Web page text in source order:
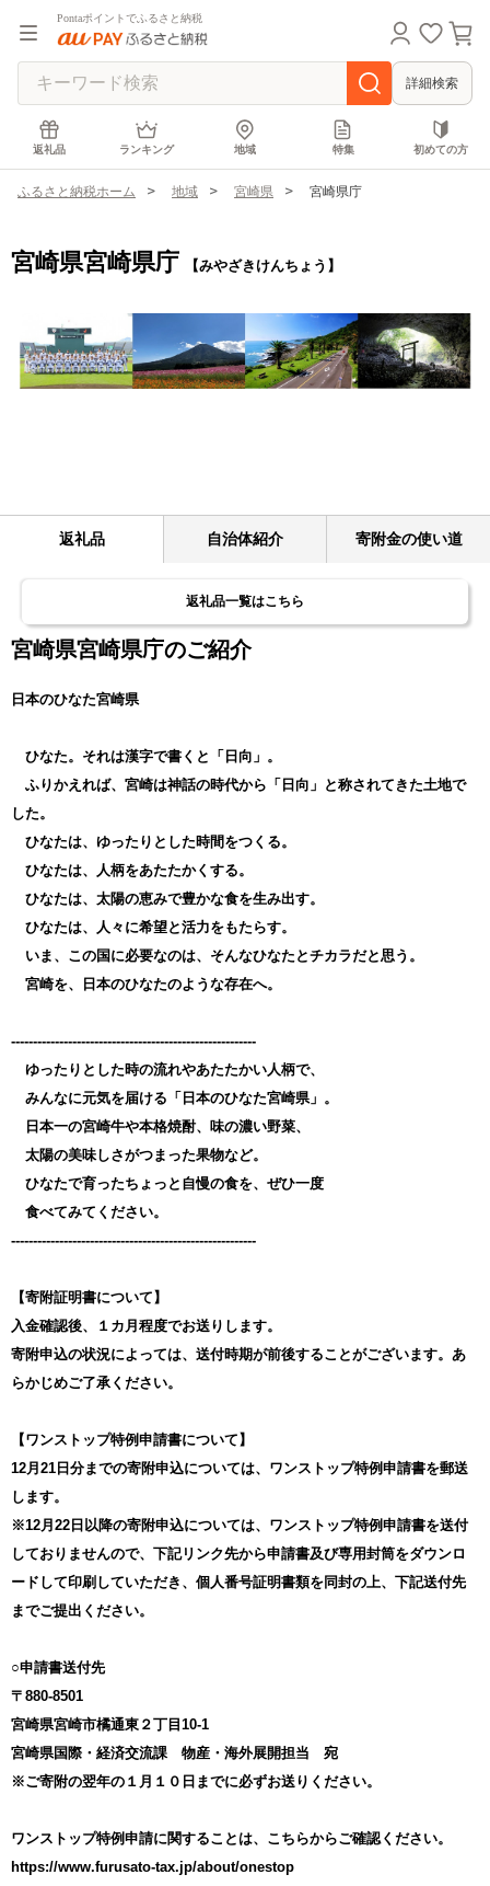
Pontaポイントでふるさと納税
詳細検索
返礼品 ランキング 地域 特集 初めての方
ふるさと納税ホーム 地域 宮崎県 宮崎県庁
宮崎県宮崎県庁 【みやざきけんちょう】
返礼品 自治体紹介 寄附金の使い道
返礼品一覧はこちら
宮崎県宮崎県庁のご紹介
日本のひなた宮崎県
ひなた。それは漢字で書くと「日向」。
ふりかえれば、宮崎は神話の時代から「日向」と称されてきた土地で
した。
ひなたは、ゆったりとした時間をつくる。
ひなたは、人柄をあたたかくする。
ひなたは、太陽の恵みで豊かな食を生み出す。
ひなたは、人々に希望と活力をもたらす。
いま、この国に必要なのは、そんなひなたとチカラだと思う。
宮崎を、日本のひなたのような存在へ。
--------------------------------------------------------
ゆったりとした時の流れやあたたかい人柄で、
みんなに元気を届ける「日本のひなた宮崎県」。
日本一の宮崎牛や本格焼酎、味の濃い野菜、
太陽の美味しさがつまった果物など。
ひなたで育ったちょっと自慢の食を、ぜひ一度
食べてみてください。
--------------------------------------------------------
【寄附証明書について】
入金確認後、１カ月程度でお送りします。
寄附申込の状況によっては、送付時期が前後することがございます。あ
らかじめご了承ください。
【ワンストップ特例申請書について】
12月21日分までの寄附申込については、ワンストップ特例申請書を郵送
します。
※12月22日以降の寄附申込については、ワンストップ特例申請書を送付
しておりませんので、下記リンク先から申請書及び専用封筒をダウンロ
ードして印刷していただき、個人番号証明書類を同封の上、下記送付先
までご提出ください。
○申請書送付先
〒880-8501
宮崎県宮崎市橘通東２丁目10-1
宮崎県国際・経済交流課 物産・海外展開担当 宛
※ご寄附の翌年の１月１０日までに必ずお送りください。
ワンストップ特例申請に関することは、こちらからご確認ください。
https://www.furusato-tax.jp/about/onestop